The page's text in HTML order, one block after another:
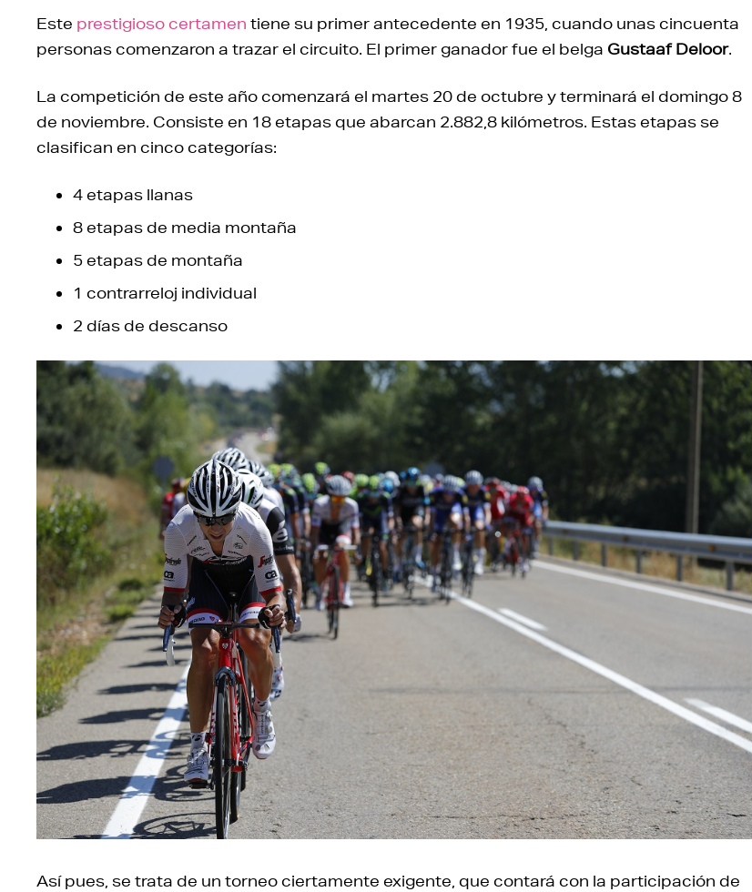
Este prestigioso certamen tiene su primer antecedente en 1935, cuando unas cincuenta
personas comenzaron a trazar el circuito. El primer ganador fue el belga Gustaaf Deloor.
La competición de este año comenzará el martes 20 de octubre y terminará el domingo 8
de noviembre. Consiste en 18 etapas que abarcan 2.882,8 kilómetros. Estas etapas se
clasifican en cinco categorías:
4 etapas llanas
8 etapas de media montaña
5 etapas de montaña
1 contrarreloj individual
2 días de descanso
Así pues, se trata de un torneo ciertamente exigente, que contará con la participación de